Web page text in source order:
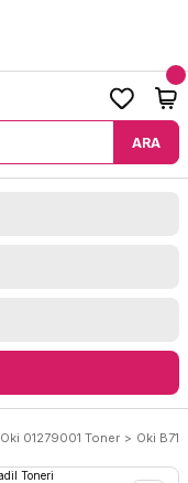
ARA
Oki 01279001 Toner Oki